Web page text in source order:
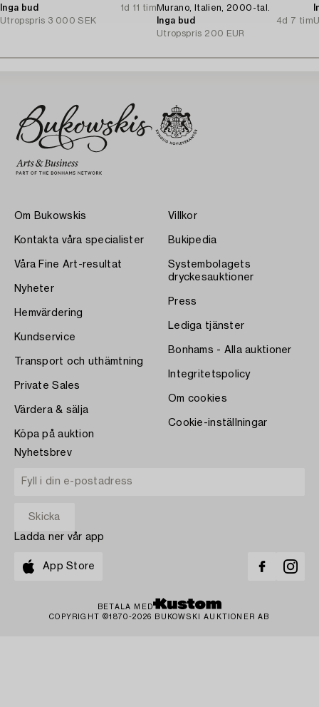
Inga bud
1d 11 tim
Utropspris 3 000 SEK
Murano, Italien, 2000-tal.
Inga bud
4d 7 tim
Utropspris 200 EUR
Om Bukowskis
Kontakta våra specialister
Våra Fine Art-resultat
Nyheter
Hemvärdering
Kundservice
Transport och uthämtning
Private Sales
Värdera & sälja
Köpa på auktion
Villkor
Bukipedia
Systembolagets
dryckesauktioner
Press
Lediga tjänster
Bonhams - Alla auktioner
Integritetspolicy
Om cookies
Cookie-inställningar
Nyhetsbrev
Ladda ner vår app
App Store
BETALA MED
COPYRIGHT ©1870-2026 BUKOWSKI AUKTIONER AB